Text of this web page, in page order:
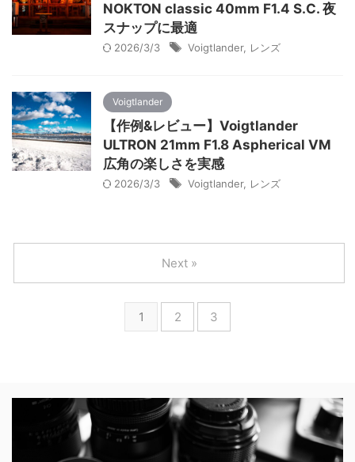
NOKTON classic 40mm F1.4 S.C. 夜
スナップに最適
2026/3/3 Voigtlander, レンズ
Voigtlander
【作例&レビュー】Voigtlander
ULTRON 21mm F1.8 Aspherical VM
広角の楽しさを実感
2026/3/3 Voigtlander, レンズ
1 2 3
Next »